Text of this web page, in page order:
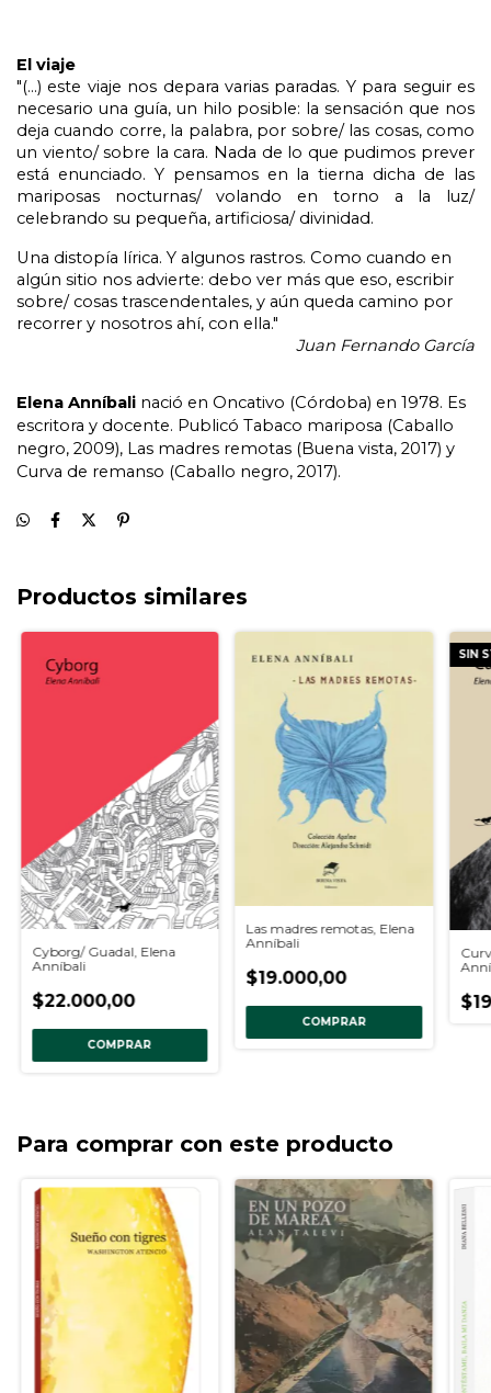
El viaje
"(...) este viaje nos depara varias paradas. Y para seguir es
necesario una guía, un hilo posible: la sensación que nos
deja cuando corre, la palabra, por sobre/ las cosas, como
un viento/ sobre la cara. Nada de lo que pudimos prever
está enunciado. Y pensamos en la tierna dicha de las
mariposas nocturnas/ volando en torno a la luz/
celebrando su pequeña, artificiosa/ divinidad.
Una distopía lírica. Y algunos rastros. Como cuando en
algún sitio nos advierte: debo ver más que eso, escribir
sobre/ cosas trascendentales, y aún queda camino por
recorrer y nosotros ahí, con ella."
Juan Fernando García
Elena Anníbali nació en Oncativo (Córdoba) en 1978. Es
escritora y docente. Publicó Tabaco mariposa (Caballo
negro, 2009), Las madres remotas (Buena vista, 2017) y
Curva de remanso (Caballo negro, 2017).
Productos similares
Cyborg/ Guadal, Elena
Anníbali
$22.000,00
COMPRAR
Las madres remotas, Elena
Anníbali
$19.000,00
COMPRAR
SIN
Para comprar con este producto